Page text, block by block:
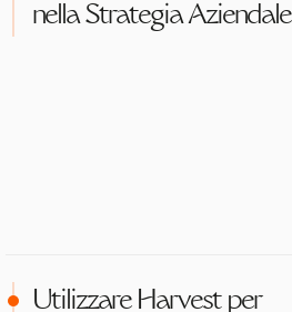
nella Strategia Aziendale
Utilizzare Harvest per